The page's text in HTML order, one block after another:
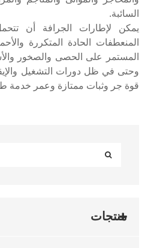
السائبة.
يمكن لإطارات الجرافة أن
المنعطفات الحادة المتكررة
المستمر على الحصى والصخور
وحتى في ظل دورات التشغيل
قوة جر وثبات ممتازة وعمر خدمة
منتجات